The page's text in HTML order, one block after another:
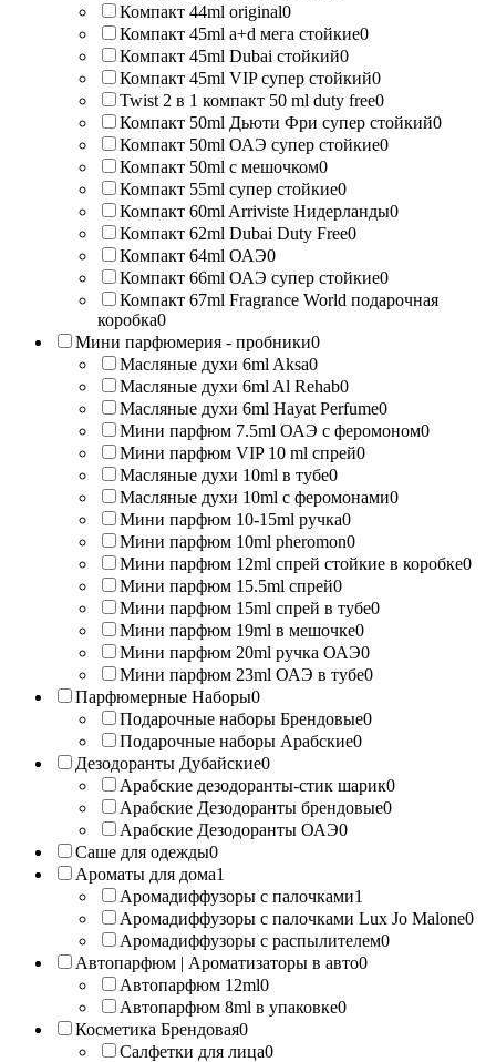
Компакт 44ml original0
Компакт 45ml a+d мега стойкие0
Компакт 45ml Dubai стойкий0
Компакт 45ml VIP супер стойкий0
Twist 2 в 1 компакт 50 ml duty free0
Компакт 50ml Дьюти Фри супер стойкий0
Компакт 50ml ОАЭ супер стойкие0
Компакт 50ml с мешочком0
Компакт 55ml супер стойкие0
Компакт 60ml Arriviste Нидерланды0
Компакт 62ml Dubai Duty Free0
Компакт 64ml ОАЭ0
Компакт 66ml ОАЭ супер стойкие0
Компакт 67ml Fragrance World подарочная
коробка0
Мини парфюмерия - пробники0
Масляные духи 6ml Aksa0
Масляные духи 6ml Al Rehab0
Масляные духи 6ml Hayat Perfume0
Мини парфюм 7.5ml ОАЭ с феромоном0
Мини парфюм VIP 10 ml спрей0
Масляные духи 10ml в тубе0
Масляные духи 10ml с феромонами0
Мини парфюм 10-15ml ручка0
Мини парфюм 10ml pheromon0
Мини парфюм 12ml спрей стойкие в коробке0
Мини парфюм 15.5ml спрей0
Мини парфюм 15ml спрей в тубе0
Мини парфюм 19ml в мешочке0
Мини парфюм 20ml ручка ОАЭ0
Мини парфюм 23ml ОАЭ в тубе0
Парфюмерные Наборы0
Подарочные наборы Брендовые0
Подарочные наборы Арабские0
Дезодоранты Дубайские0
Арабские дезодоранты-стик шарик0
Арабские Дезодоранты брендовые0
Арабские Дезодоранты ОАЭ0
Саше для одежды0
Ароматы для дома1
Аромадиффузоры с палочками1
Аромадиффузоры с палочками Lux Jo Malone0
Аромадиффузоры с распылителем0
Автопарфюм | Ароматизаторы в авто0
Автопарфюм 12ml0
Автопарфюм 8ml в упаковке0
Косметика Брендовая0
Салфетки для лица0